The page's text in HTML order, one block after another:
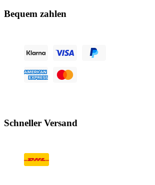
Bequem zahlen
Schneller Versand